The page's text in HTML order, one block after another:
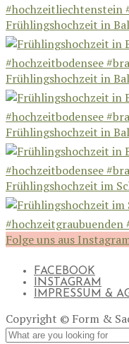
Frühlingshochzeit in
Frühlingshochzeit in
Frühlingshochzeit in
Frühlingshochzeit im
Folge uns aus
FACEBOOK
INSTAGRAM
IMPRESSUM &
Copyright © Form &